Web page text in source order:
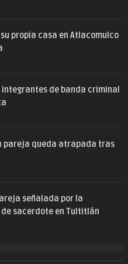
propia casa en Atlacomulco
integrantes de banda criminal
pareja queda atrapada tras
señalada por la
sacerdote en Tultitlán